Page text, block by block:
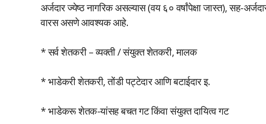
अर्जदार ज्येष्ठ नागरिक असल्यास (वय ६० वर्षांपेक्षा जास्त), सह-
वारस असणे आवश्यक आहे.
* सर्व शेतकरी – व्यक्ती / संयुक्त शेतकरी, मालक
* भाडेकरी शेतकरी, तोंडी पट्टेदार आणि बटाईदार इ.
* भाडेकरू शेतक-यांसह बचत गट किंवा संयुक्त दायित्व गट